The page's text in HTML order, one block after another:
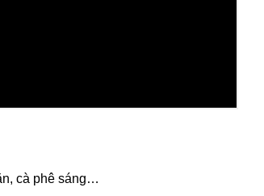
cà phê sáng…